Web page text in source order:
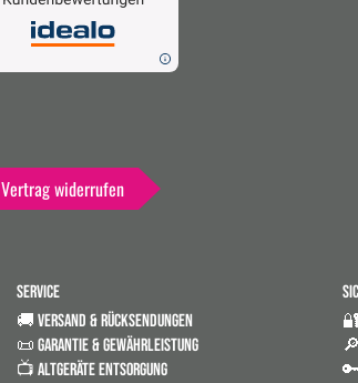
Vertrag widerrufen
SERVICE
🚚 VERSAND & RÜCKSENDUNGEN
📜 GARANTIE & GEWÄHRLEISTUNG
📺 ALTGERÄTE ENTSORGUNG
🔐
🔑